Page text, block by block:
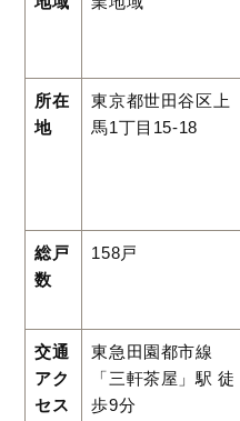
所在
地
東京都世田谷区上
馬1丁目15-18
総戸
数
158戸
交通
アク
セス
東急田園都市線
「三軒茶屋」駅 徒
歩9分